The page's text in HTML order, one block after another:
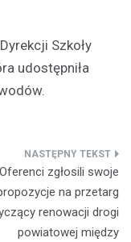
Szkoły
udostępniła
Oferenci zgłosili swoje
na przetarg
renowacji drogi
powiatowej między